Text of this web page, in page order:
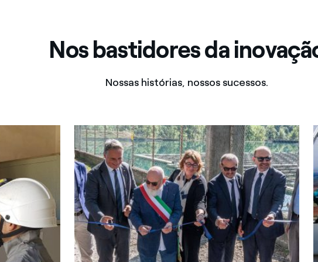
Nos bastidores da
Nossas histórias, nossos sucessos.